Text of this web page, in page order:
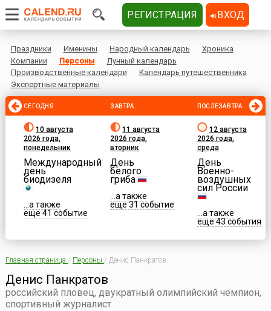
Праздники Именины Народный календарь
Хроника
Компании
Персоны
Лунный календарь
Производственные календари
Календарь путешественника
Экспертные материалы
СЕГОДНЯ
10 августа
2026 года,
понедельник
Международный
день
биодизеля
...а также
еще 41 событие
ЗАВТРА
11 августа
2026 года,
вторник
День
белого
гриба
...а также
еще 31 событие
ПОСЛЕЗАВТРА
12 августа
2026 года,
среда
День
Военно-
воздушных
сил России
...а также
еще 43 события
Главная страница / Персоны / Денис Панкратов
Денис Панкратов
российский пловец, двукратный олимпийский чемпион,
спортивный журналист
РЕГИСТРАЦИЯ ВХОД